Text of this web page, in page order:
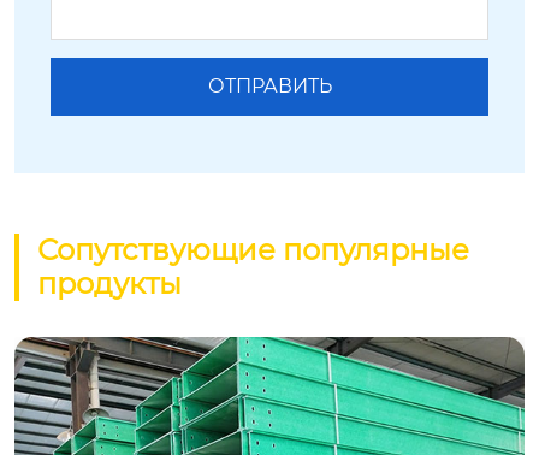
Сопутствующие популярные
продукты